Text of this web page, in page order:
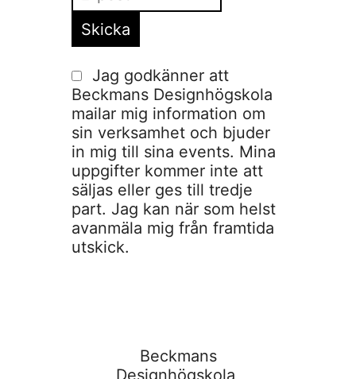
Jag godkänner att
Beckmans Designhögskola
mailar mig information om
sin verksamhet och bjuder
in mig till sina events. Mina
uppgifter kommer inte att
säljas eller ges till tredje
part. Jag kan när som helst
avanmäla mig från framtida
utskick.
Beckmans
Designhögskola,